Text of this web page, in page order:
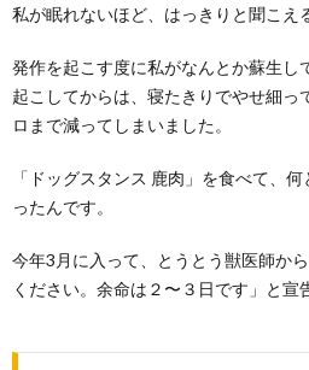
私が眠れないほど、はっきりと聞こえ
発作を起こす度に私がなんとか蘇生し
起こしてからは、寝たきりでやせ細っ
ロまで減ってしまいました。
「ドッグスタンス 鹿肉」を食べて、
ったんです。
今年3月に入って、とうとう獣医師か
ください。余命は２〜３日です」と宣